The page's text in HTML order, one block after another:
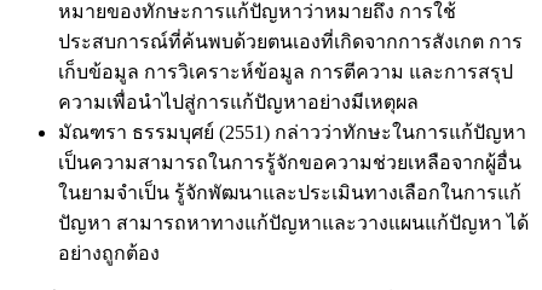
หมายของทักษะการแก้ปัญหาว่าหมายถึง การใช้
ประสบการณ์ที่ค้นพบด้วยตนเองที่เกิดจากการสังเกต การ
เก็บข้อมูล การวิเคราะห์ข้อมูล การตีความ และการสรุป
ความเพื่อนำไปสู่การแก้ปัญหาอย่างมีเหตุผล
มัณฑรา ธรรมบุศย์ (2551) กล่าวว่าทักษะในการแก้ปัญหา
เป็นความสามารถในการรู้จักขอความช่วยเหลือจากผู้อื่น
ในยามจำเป็น รู้จักพัฒนาและประเมินทางเลือกในการแก้
ปัญหา สามารถหาทางแก้ปัญหาและวางแผนแก้ปัญหา ได้
อย่างถูกต้อง